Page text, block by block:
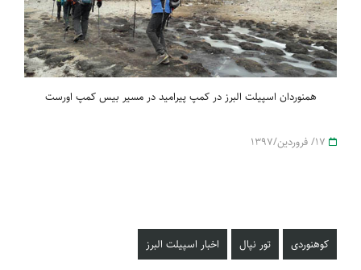
همنوردان اسپیلت البرز در کمپ پیرامید در مسیر بیس کمپ اورست
کوهنوردی تور نپال اخبار اسپیلت البرز